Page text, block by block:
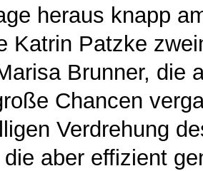
heraus knapp
Katrin Patzke
Brunner, die
Chancen
Verdrehung
aber effizient